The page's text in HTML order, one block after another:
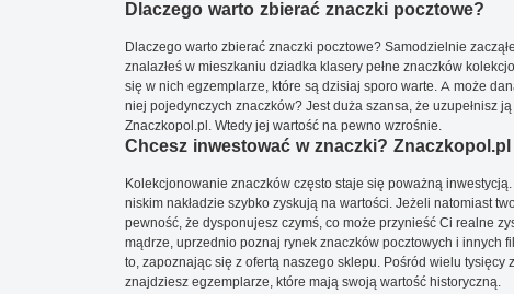
Dlaczego warto zbierać znaczki pocztowe?
Dlaczego warto zbierać znaczki pocztowe? Samodzielnie
znalazłeś w mieszkaniu dziadka klasery pełne znaczków
się w nich egzemplarze, które są dzisiaj sporo warte. A może
niej pojedynczych znaczków? Jest duża szansa, że uzupełnisz
Znaczkopol.pl. Wtedy jej wartość na pewno wzrośnie.
Chcesz inwestować w znaczki?
Kolekcjonowanie znaczków często staje się poważną
niskim nakładzie szybko zyskują na wartości. Jeżeli natomiast
pewność, że dysponujesz czymś, co może przynieść Ci realne
mądrze, uprzednio poznaj rynek znaczków pocztowych i innych
to, zapoznając się z ofertą naszego sklepu. Pośród wielu tysięcy
znajdziesz egzemplarze, które mają swoją wartość historyczną.